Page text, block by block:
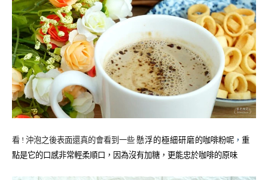
看 ! 沖泡之後表面還真的會看到一些 懸浮的極細研磨的咖啡粉呢 ，重
點是它的口感非常輕柔順口，因為沒有加糖，更能忠於咖啡的原味